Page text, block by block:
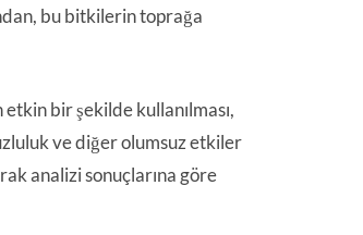
bu bitkilerin toprağa
bir şekilde kullanılması,
ve diğer olumsuz etkiler
analizi sonuçlarına göre